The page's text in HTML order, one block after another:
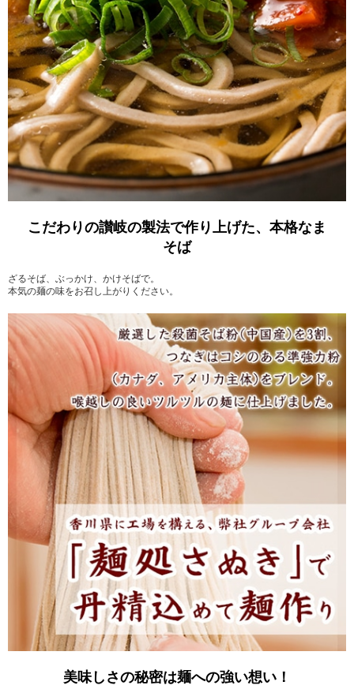
こだわりの讃岐の製法で作り上げた、本格なま
そば
ざるそば、ぶっかけ、かけそばで。
本気の麺の味をお召し上がりください。
美味しさの秘密は麺への強い想い！